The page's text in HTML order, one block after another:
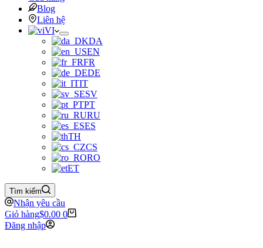
Blog
Liên hệ
VI
DA
EN
FR
DE
IT
SV
PT
RU
ES
TH
CS
RO
ET
Tìm kiếm
Nhận yêu cầu
Giỏ hàng$0.00 0
Đăng nhập